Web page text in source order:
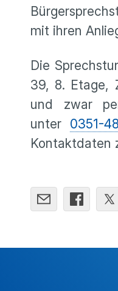
mit ihren
Die
39, 8. Etage,
und zwar
unter 0351-
Kontaktdaten